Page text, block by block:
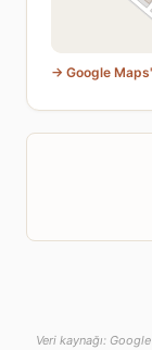
→ Google
Veri kaynağı: